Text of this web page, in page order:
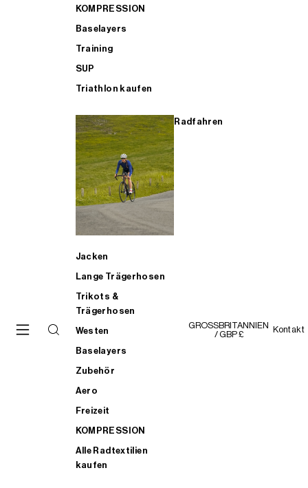
KOMPRESSION
Baselayers
Training
SUP
Triathlon kaufen
Radfahren
Jacken
Lange Trägerhosen
Trikots &
Trägerhosen
Westen
Baselayers
Zubehör
Aero
Freizeit
KOMPRESSION
Alle Radtextilien
kaufen
GROSSBRITANNIEN
/ GBP £
Kontakt